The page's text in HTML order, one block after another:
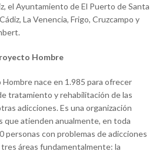
el Ayuntamiento de El Puerto de Santa
La Venencia, Frigo, Cruzcampo y
Hombre
nace en 1.985 para ofrecer
tratamiento y rehabilitación de las
adicciones. Es una organización
que atienden anualmente, en toda
personas con problemas de adicciones
tres áreas fundamentalmente: la